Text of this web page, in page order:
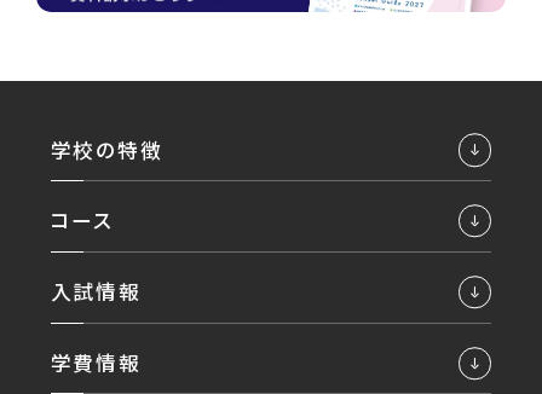
学校の特徴
コース
入試情報
学費情報